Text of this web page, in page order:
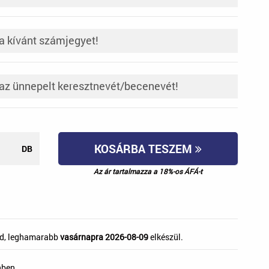
DB KOSÁRBA TESZEM
Az ár tartalmazza a 18%-os ÁFÁ-t
leghamarabbvasárnapra 2026-08-09elkészül.